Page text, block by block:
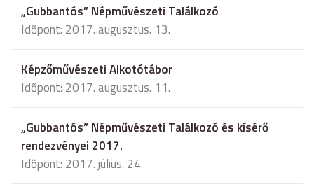
„Gubbantós” Népművészeti Találkozó
Időpont: 2017. augusztus. 13.
Képzőművészeti Alkotótábor
Időpont: 2017. augusztus. 11.
„Gubbantós” Népművészeti Találkozó és kísérő
rendezvényei 2017.
Időpont: 2017. július. 24.